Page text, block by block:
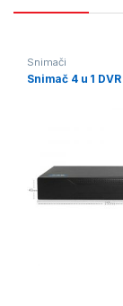
Snimači
Snimač 4 u 1 DVR